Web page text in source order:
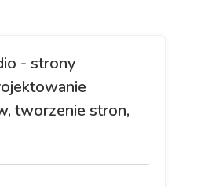
- strony
tworzenie stron,